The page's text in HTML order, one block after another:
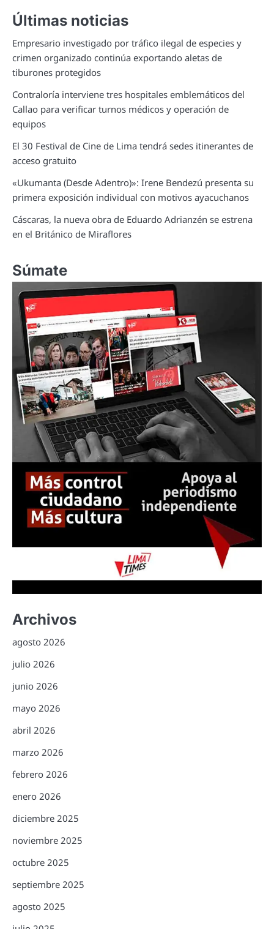
Últimas noticias
Empresario investigado por tráfico ilegal de especies y
crimen organizado continúa exportando aletas de
tiburones protegidos
Contraloría interviene tres hospitales emblemáticos del
Callao para verificar turnos médicos y operación de
equipos
El 30 Festival de Cine de Lima tendrá sedes itinerantes de
acceso gratuito
«Ukumanta (Desde Adentro)»: Irene Bendezú presenta su
primera exposición individual con motivos ayacuchanos
Cáscaras, la nueva obra de Eduardo Adrianzén se estrena
en el Británico de Miraflores
Súmate
Archivos
agosto 2026
julio 2026
junio 2026
mayo 2026
abril 2026
marzo 2026
febrero 2026
enero 2026
diciembre 2025
noviembre 2025
octubre 2025
septiembre 2025
agosto 2025